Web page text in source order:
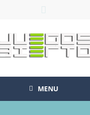
MENU